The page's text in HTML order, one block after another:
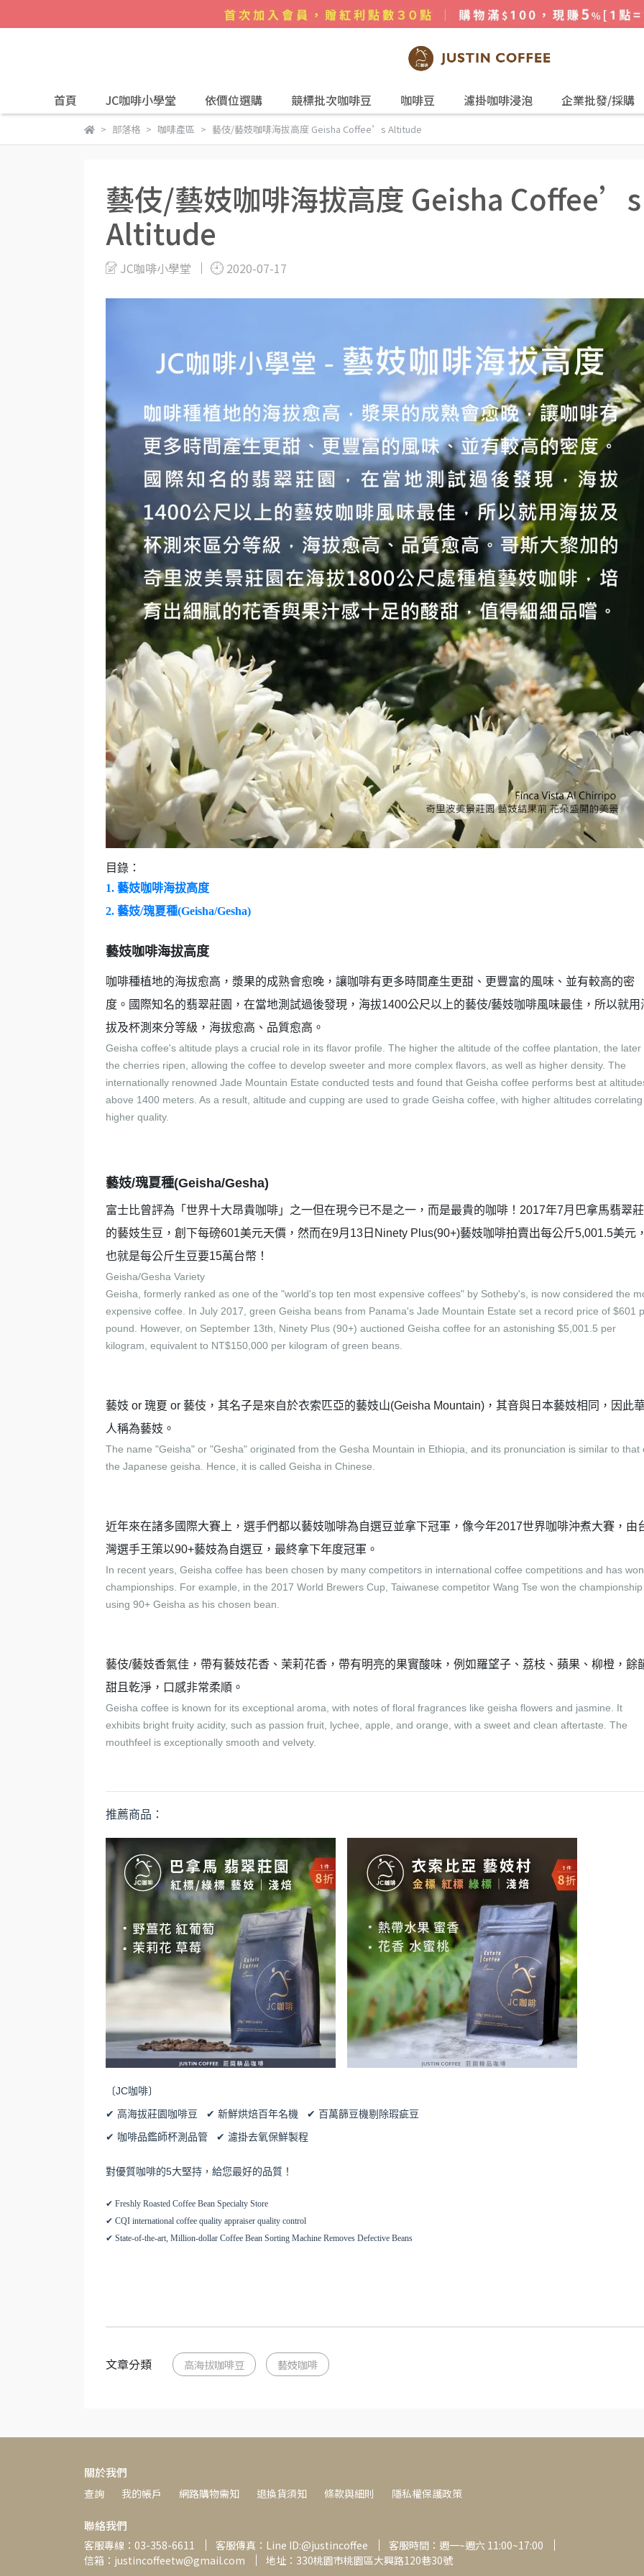
首頁 JC咖啡小學堂 依價位選購 競標批次咖啡豆 咖啡豆 濾掛咖啡浸泡 企業批發/採購
部落格 咖啡產區 藝伎/藝妓咖啡海拔高度 Geisha Coffee’s Altitude
藝伎/藝妓咖啡海拔高度 Geisha Coffee’s
Altitude
JC咖啡小學堂 2020-07-17
目錄：
1. 藝妓咖啡海拔高度
2. 藝妓/瑰夏種(Geisha/Gesha)
藝妓咖啡海拔高度
咖啡種植地的海拔愈高，漿果的成熟會愈晚，讓咖啡有更多時間產生更甜、更豐富的風味、並有較高的密
度。國際知名的翡翠莊園，在當地測試過後發現，海拔1400公尺以上的藝伎/藝妓咖啡風味最佳，所以就用
拔及杯測來分等級，海拔愈高、品質愈高。
Geisha coffee's altitude plays a crucial role in its flavor profile. The higher the altitude of the coffee plantation, the later
the cherries ripen, allowing the coffee to develop sweeter and more complex flavors, as well as higher density. The
internationally renowned Jade Mountain Estate conducted tests and found that Geisha coffee performs best at
above 1400 meters. As a result, altitude and cupping are used to grade Geisha coffee, with higher altitudes
higher quality.
藝妓/瑰夏種(Geisha/Gesha)
富士比曾評為「世界十大昂貴咖啡」之一但在現今已不是之一，而是最貴的咖啡！2017年7月巴拿馬翡翠
的藝妓生豆，創下每磅601美元天價，然而在9月13日Ninety Plus(90+)藝妓咖啡拍賣出每公斤5,001.5美元
也就是每公斤生豆要15萬台幣！
Geisha/Gesha Variety
Geisha, formerly ranked as one of the "world's top ten most expensive coffees" by Sotheby's, is now considered the
expensive coffee. In July 2017, green Geisha beans from Panama's Jade Mountain Estate set a record price of $601
pound. However, on September 13th, Ninety Plus (90+) auctioned Geisha coffee for an astonishing $5,001.5 per
kilogram, equivalent to NT$150,000 per kilogram of green beans.
藝妓 or 瑰夏 or 藝伎，其名子是來自於衣索匹亞的藝妓山(Geisha Mountain)，其音與日本藝妓相同，因此
人稱為藝妓。
The name "Geisha" or "Gesha" originated from the Gesha Mountain in Ethiopia, and its pronunciation is similar to that
the Japanese geisha. Hence, it is called Geisha in Chinese.
近年來在諸多國際大賽上，選手們都以藝妓咖啡為自選豆並拿下冠軍，像今年2017世界咖啡沖煮大賽，由
灣選手王策以90+藝妓為自選豆，最終拿下年度冠軍。
In recent years, Geisha coffee has been chosen by many competitors in international coffee competitions and has won
championships. For example, in the 2017 World Brewers Cup, Taiwanese competitor Wang Tse won the championship
using 90+ Geisha as his chosen bean.
藝伎/藝妓香氣佳，帶有藝妓花香、茉莉花香，帶有明亮的果實酸味，例如羅望子、荔枝、蘋果、柳橙，餘
甜且乾淨，口感非常柔順。
Geisha coffee is known for its exceptional aroma, with notes of floral fragrances like geisha flowers and jasmine. It
exhibits bright fruity acidity, such as passion fruit, lychee, apple, and orange, with a sweet and clean aftertaste. The
mouthfeel is exceptionally smooth and velvety.
推薦商品：
〔JC咖啡〕
✔ 高海拔莊園咖啡豆 ✔ 新鮮烘焙百年名機 ✔ 百萬篩豆機剔除瑕疵豆
✔ 咖啡品鑑師杯測品管 ✔ 濾掛去氧保鮮製程
對優質咖啡的5大堅持，給您最好的品質！
✔ Freshly Roasted Coffee Bean Specialty Store
✔ CQI international coffee quality appraiser quality control
✔ State-of-the-art, Million-dollar Coffee Bean Sorting Machine Removes Defective Beans
文章分類 高海拔咖啡豆 藝妓咖啡
關於我們
查詢 我的帳戶 網路購物需知 退換貨須知 條款與細則 隱私權保護政策
聯絡我們
客服專線：03-358-6611 客服傳真：Line ID:@justincoffee
客服時間：週一~週六 11:00~17:00
信箱：justincoffeetw@gmail.com
地址：330桃園市桃園區大興路120巷30號